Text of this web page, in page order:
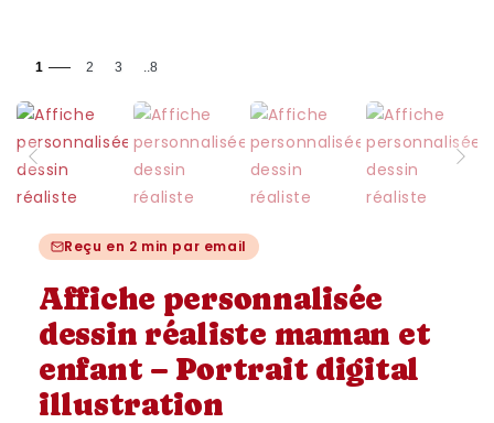
1 2 3 ..8
Reçu en 2 min par email
Affiche personnalisée
dessin réaliste maman et
enfant – Portrait digital
illustration